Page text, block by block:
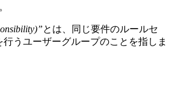
とは、同じ要件のルールセ
うユーザーグループのことを指しま